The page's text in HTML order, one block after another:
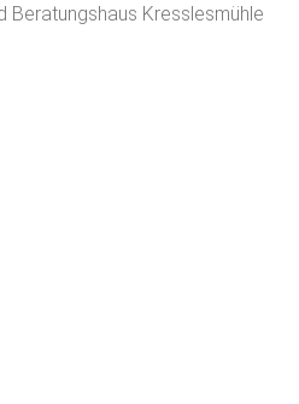
Beratungshaus Kresslesmühle